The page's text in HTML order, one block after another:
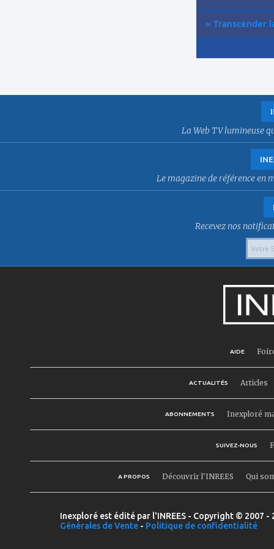
« Transcender
La Web TV lumineuse
Le magazine de référence en
Recevez nos
AIDE
ACTUALITÉS Articles
ABONNEMENTS Inexploré
SUIVEZ-NOUS
A PROPOS Découvrir l'INREES Qui
Inexploré est édité par l'INREES - Copyright © 2007
Générales de Vente - Politique de confidentialité